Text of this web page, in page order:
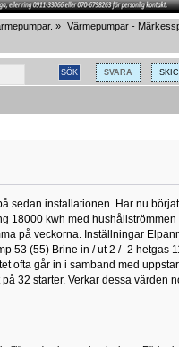
» Värmepumpar -
SVARA
sedan installationen. Har nu
18000 kwh med
på veckorna. Inställningar
53 (55) Brine in / ut 2 / -2 hetgas
ofta går in i samband med
32 starter. Verkar dessa värden